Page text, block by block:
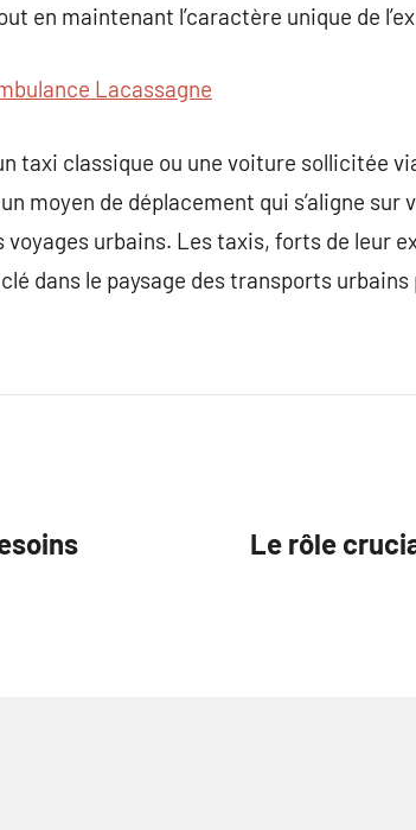
en maintenant l’caractère unique de
Lacassagne
taxi classique ou une voiture sollicitée
moyen de déplacement qui s’aligne sur
urbains. Les taxis, forts de leur
dans le paysage des transports
Le rôle